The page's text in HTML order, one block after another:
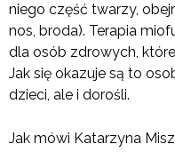
niego część twarzy,
nos, broda). Terapia
dla osób zdrowych,
Jak się okazuje są to
dzieci, ale i dorośli.
Jak mówi Katarzyna